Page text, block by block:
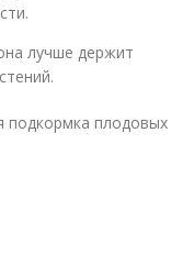
лучше держит
подкормка плодовых